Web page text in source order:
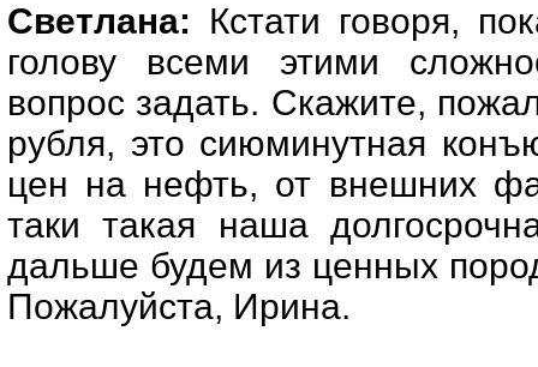
Светлана: Кстати говоря,
голову всеми этими
вопрос задать. Скажите,
рубля, это сиюминутная
цен на нефть, от внешних
таки такая наша
дальше будем из ценных
Пожалуйста, Ирина.